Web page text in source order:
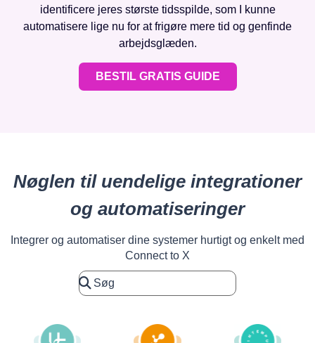
identificere jeres største tidsspilde, som I kunne
automatisere lige nu for at frigøre mere tid og genfinde
arbejdsglæden.
BESTIL GRATIS GUIDE
Nøglen til uendelige integrationer
og automatiseringer
Integrer og automatiser dine systemer hurtigt og enkelt med
Connect to X